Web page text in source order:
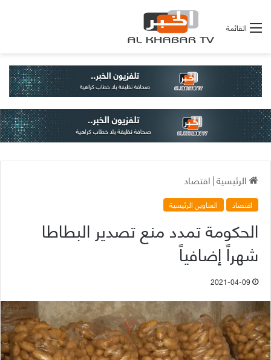
القائمة
الرئيسية|اقتصاد
اقتصاد العناوين الرئيسية
الحكومة تمدد منع تصدير البطاطا
شهراً إضافياً
2021-04-09